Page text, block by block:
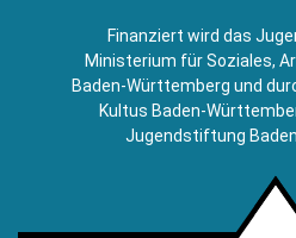
Finanziert wird das
Ministerium für Soziales,
Baden-Württemberg und
Kultus Baden-
Jugendstiftung